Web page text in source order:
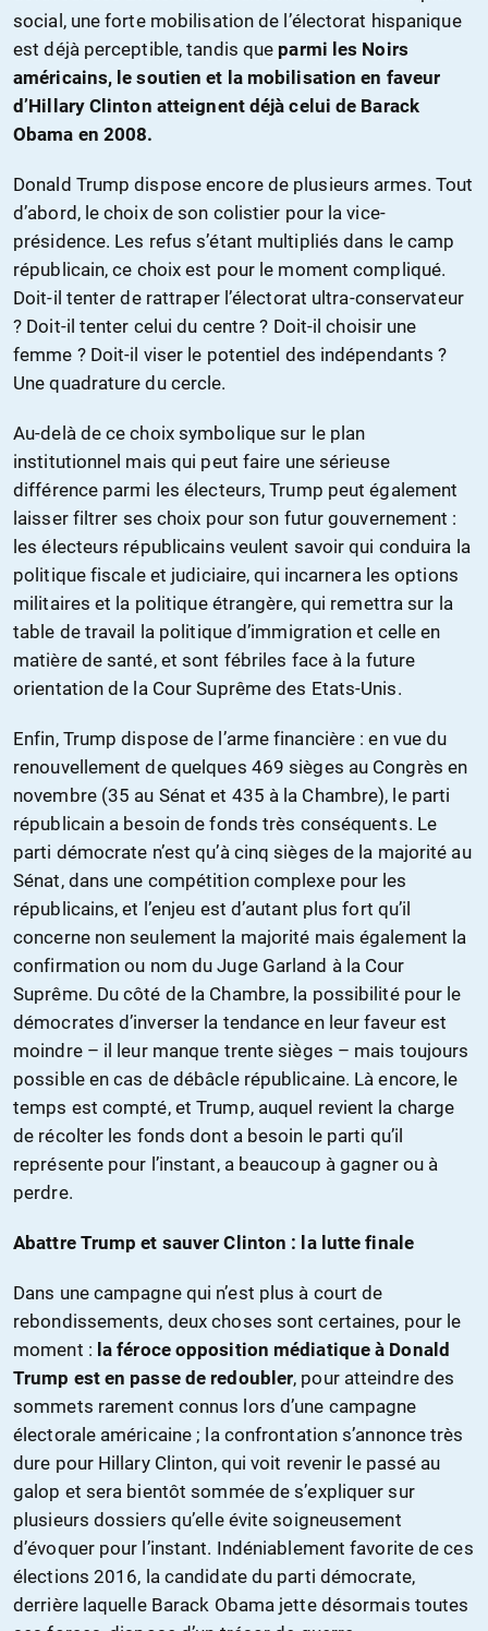
social, une forte mobilisation de l’électorat hispanique
est déjà perceptible, tandis que parmi les Noirs
américains, le soutien et la mobilisation en faveur
d’Hillary Clinton atteignent déjà celui de Barack
Obama en 2008.
Donald Trump dispose encore de plusieurs armes. Tout
d’abord, le choix de son colistier pour la vice-
présidence. Les refus s’étant multipliés dans le camp
républicain, ce choix est pour le moment compliqué.
Doit-il tenter de rattraper l’électorat ultra-conservateur
? Doit-il tenter celui du centre ? Doit-il choisir une
femme ? Doit-il viser le potentiel des indépendants ?
Une quadrature du cercle.
Au-delà de ce choix symbolique sur le plan
institutionnel mais qui peut faire une sérieuse
différence parmi les électeurs, Trump peut également
laisser filtrer ses choix pour son futur gouvernement :
les électeurs républicains veulent savoir qui conduira la
politique fiscale et judiciaire, qui incarnera les options
militaires et la politique étrangère, qui remettra sur la
table de travail la politique d’immigration et celle en
matière de santé, et sont fébriles face à la future
orientation de la Cour Suprême des Etats-Unis.
Enfin, Trump dispose de l’arme financière : en vue du
renouvellement de quelques 469 sièges au Congrès en
novembre (35 au Sénat et 435 à la Chambre), le parti
républicain a besoin de fonds très conséquents. Le
parti démocrate n’est qu’à cinq sièges de la majorité au
Sénat, dans une compétition complexe pour les
républicains, et l’enjeu est d’autant plus fort qu’il
concerne non seulement la majorité mais également la
confirmation ou nom du Juge Garland à la Cour
Suprême. Du côté de la Chambre, la possibilité pour le
démocrates d’inverser la tendance en leur faveur est
moindre – il leur manque trente sièges – mais toujours
possible en cas de débâcle républicaine. Là encore, le
temps est compté, et Trump, auquel revient la charge
de récolter les fonds dont a besoin le parti qu’il
représente pour l’instant, a beaucoup à gagner ou à
perdre.
Abattre Trump et sauver Clinton : la lutte finale
Dans une campagne qui n’est plus à court de
rebondissements, deux choses sont certaines, pour le
moment : la féroce opposition médiatique à Donald
Trump est en passe de redoubler, pour atteindre des
sommets rarement connus lors d’une campagne
électorale américaine ; la confrontation s’annonce très
dure pour Hillary Clinton, qui voit revenir le passé au
galop et sera bientôt sommée de s’expliquer sur
plusieurs dossiers qu’elle évite soigneusement
d’évoquer pour l’instant. Indéniablement favorite de ces
élections 2016, la candidate du parti démocrate,
derrière laquelle Barack Obama jette désormais toutes